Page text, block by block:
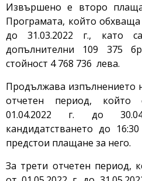
Извършено е второ
Програмата, който обхваща
до 31.03.2022 г., като
допълнителни 109 375
стойност 4 768 736 лева.
Продължава изпълнението
отчетен период,
01.04.2022 г. до
кандидатстването до
предстои плащане за него.
За трети отчетен период,